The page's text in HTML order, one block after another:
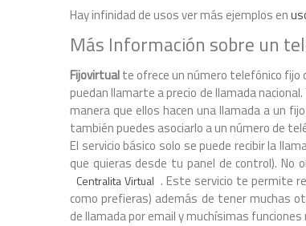
Hay infinidad de usos ver más ejemplos en
Más Información sobre un
Fijovirtualte ofrece un número telefónico fijo
puedan llamarte a precio de llamada
manera que ellos hacen una llamada a un
también puedes asociarlo a un número de
El servicio básico solo se puede recibir la
que quieras desde tu panel de control).
Centralita Virtual . Este servicio te permite
como prefieras) además de tener muchas
de llamada por email y muchísimas funciones